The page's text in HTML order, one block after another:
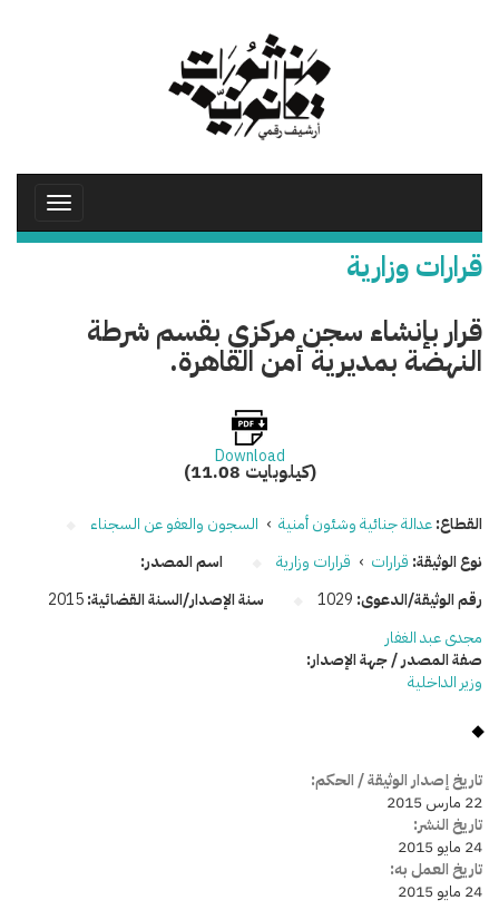
Toggle
قرارات وزارية
قرار بإنشاء سجن مركزي بقسم شرطة
النهضة بمديرية أمن القاهرة.
Download
(11.08 كيلوبايت)
القطاع:عدالة جنائية وشئون أمنية › السجون والعفو عن السجناء
نوع الوثيقة: قرارات › قرارات وزارية
رقم الوثيقة/الدعوى: 1029 سنة الإصدار/السنة القضائية:2015
اسم المصدر:
مجدى عبد الغفار
صفة المصدر / جهة الإصدار:
وزير الداخلية
تاريخ إصدار الوثيقة / الحكم:
22 مارس 2015
تاريخ النشر:
24 مايو 2015
تاريخ العمل به:
24 مايو 2015